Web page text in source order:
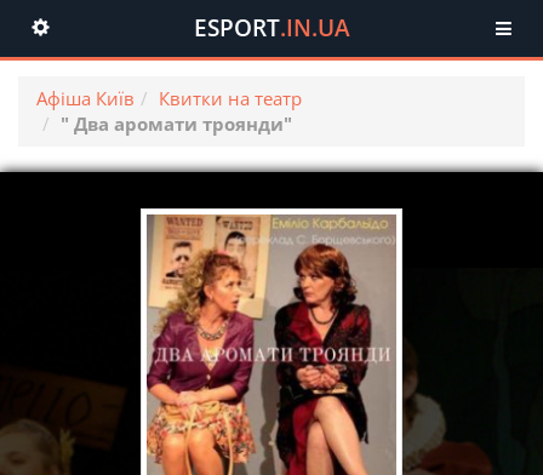
Toggle
navigation
ESPORT.IN.UA
Афіша Київ
Квитки на театр
" Два аромати троянди"